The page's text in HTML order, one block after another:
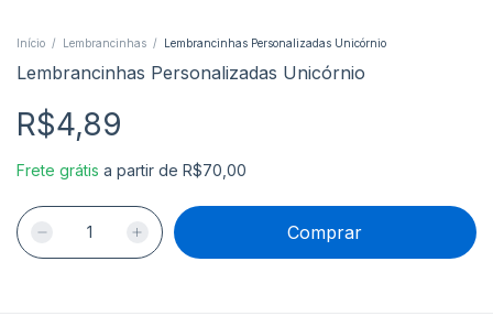
Início / Lembrancinhas / Lembrancinhas Personalizadas Unicórnio
Lembrancinhas Personalizadas Unicórnio
R$4,89
Frete grátis a partir de R$70,00